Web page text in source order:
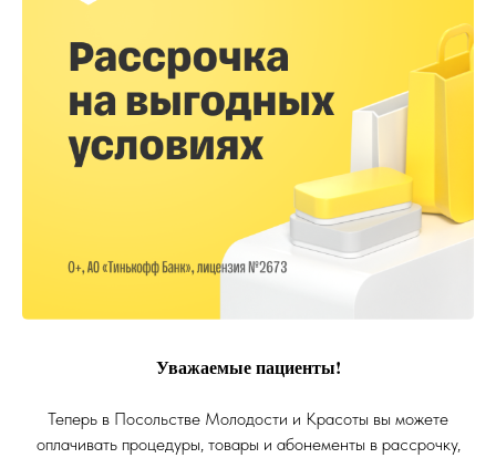
Уважаемые пациенты!
Теперь в Посольстве Молодости и Красоты вы можете
оплачивать процедуры, товары и абонементы в рассрочку,